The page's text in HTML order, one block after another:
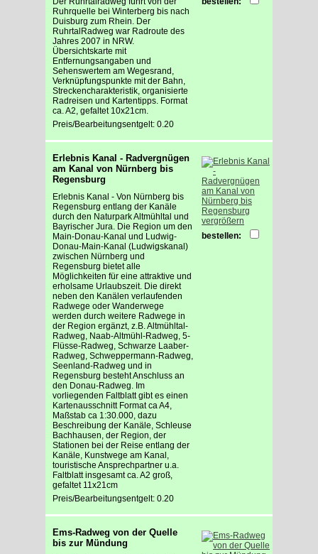
Ruhrquelle bei Winterberg bis nach
Duisburg zum Rhein. Der
RuhrtalRadweg war Radroute des
Jahres 2007 in NRW.
Übersichtskarte mit
Entfernungsangaben und
Sehenswertem am Wegesrand,
Verknüpfungspunkte mit der Bahn,
Streckencharakteristik, organisierte
Radreisen und Kartentipps. Format
ca. A2, gefaltet 10x21cm.
Preis/Bearbeitungsentgelt: 0.20
Erlebnis Kanal - Radvergnügen
am Kanal von Nürnberg bis
Regensburg
Erlebnis Kanal - Von Nürnberg bis
Regensburg entlang der Kanäle
durch den Naturpark Altmühltal und
Bayrischer Jura. Die Region um den
Main-Donau-Kanal und Ludwig-
Donau-Main-Kanal (Ludwigskanal)
zwischen Nürnberg und
Regensburg bietet alle
Möglichkeiten für eine attraktive und
erholsame Urlaubszeit. Die direkt
neben den Kanälen verlaufenden
Radwege oder Wanderwege
werden durch weitere Radwege in
der Region ergänzt, z.B. Altmühltal-
Radweg, Naab-Altmühl-Radweg, 5-
Flüsse-Radweg, Schwarze Laaber-
Radweg, Schweppermann-Radweg,
Seenland-Radweg und in
Regensburg besteht Anschluss an
den Donau-Radweg. Im
vorliegenden Faltblatt gibt es einen
Kartenausschnitt Format ca A4,
Maßstab ca 1:30.000, dazu
Beschreibung der Kanäle, Schleuse
Bachhausen, der Region, der
Stationen bei der Reise entlang der
Kanäle, Kunstwege am Kanal,
touristische Ansprechpartner u.a.
Faltblatt insgesamt ca. A2 groß,
gefaltet 11x21cm
Preis/Bearbeitungsentgelt: 0.20
vergrößern
bestellen:
Ems-Radweg von der Quelle
bis zur Mündung